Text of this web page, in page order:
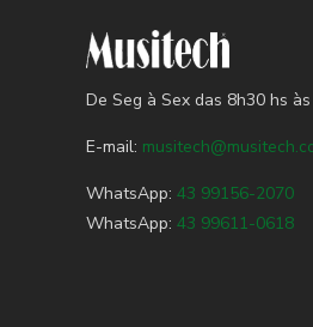
De Seg à Sex das 8h30 hs
E-mail:
WhatsApp: 43 99156-2070
WhatsApp: 43 99611-0618